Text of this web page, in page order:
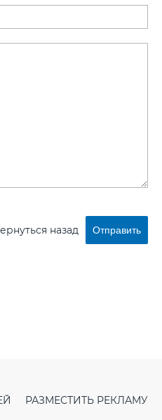
назад Отправить
РАЗМЕСТИТЬ РЕКЛАМУ